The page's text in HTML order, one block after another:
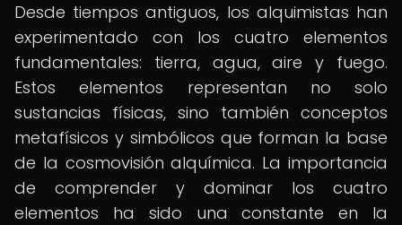
Desde tiempos antiguos, los alquimistas han
experimentado con los cuatro elementos
fundamentales: tierra, agua, aire y fuego.
Estos elementos representan no solo
sustancias físicas, sino también conceptos
metafísicos y simbólicos que forman la base
de la cosmovisión alquímica. La importancia
de comprender y dominar los cuatro
elementos ha sido una constante en la